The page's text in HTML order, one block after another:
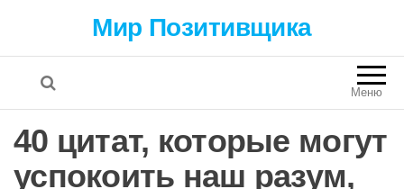
Мир Позитивщика
Меню
40 цитат, которые могут
успокоить наш разум,